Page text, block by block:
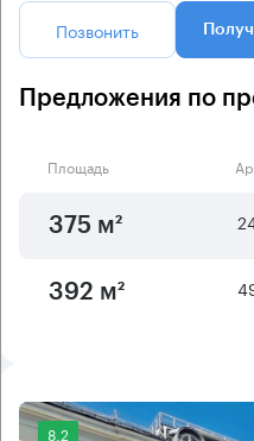
Позвонить
Предложения по
Площадь
375 м²
392 м²
8.2